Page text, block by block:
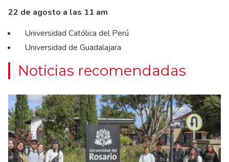
22 de agosto a las 11 am
Universidad Católica del Perú
Universidad de Guadalajara
Noticias recomendadas